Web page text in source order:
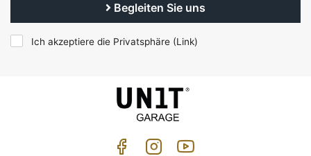
Begleiten Sie uns
Ich akzeptiere die Privatsphäre (Link)